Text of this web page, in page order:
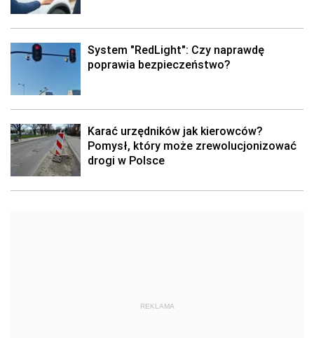
System "RedLight": Czy naprawdę
poprawia bezpieczeństwo?
Karać urzędników jak kierowców?
Pomysł, który może zrewolucjonizować
drogi w Polsce
REKLAMA